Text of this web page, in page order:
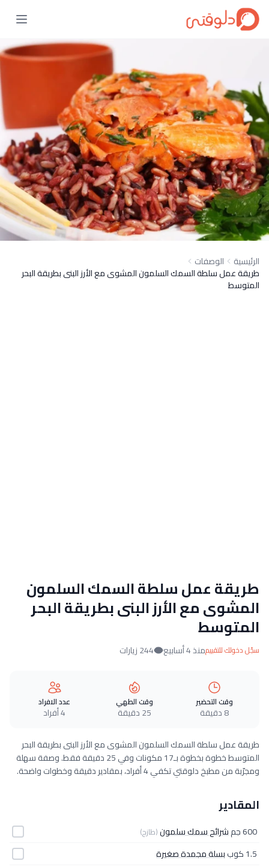
الرئيسية الوصفات
طريقة عمل سلطة السمك السلمون المشوى مع الأرز البنى بطريقة البحر
المتوسط
طريقة عمل سلطة السمك السلمون
المشوى مع الأرز البنى بطريقة البحر
المتوسط
سجّل دخولك للتقييممنذ 4 أسابيع 244 زيارات
وقت التحضير
8 دقيقة
وقت الطهي
25 دقيقة
عدد الافراد
4 أفراد
طريقة عمل سلطة السمك السلمون المشوى مع الأرز البنى بطريقة البحر
المتوسط خطوة بخطوة بـ17 مكونات وفي 25 دقيقة فقط. وصفة سهلة
ومجرّبة من مطبخ دلوقتي تكفي 4 أفراد، بمقادير دقيقة وخطوات واضحة.
المقادير
600 جم شرائح سمك سلمون(طازج)
1.5 كوب
بسلة مجمدة صغيرة